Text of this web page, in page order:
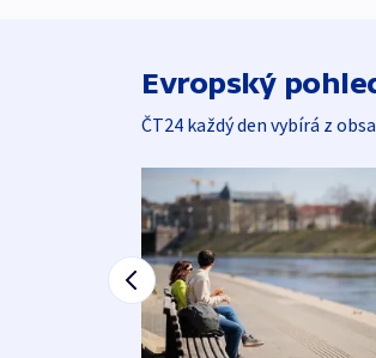
Evropský
ČT24 každý den vybírá z